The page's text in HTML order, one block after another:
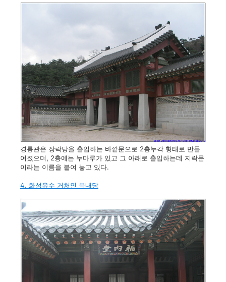
경룡관은 장락당을 출입하는 바깥문으로 2층누각 형태로 만들
어졌으며, 2층에는 누마루가 있고 그 아래로 출입하는데 지락문
이라는 이름을 붙여 놓고 있다.
4. 화성유수 거처인 복내당